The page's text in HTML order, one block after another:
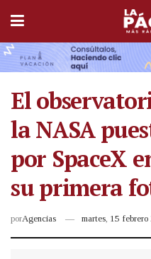
El
la NASA
por SpaceX
su primera
porAgencias martes, 15